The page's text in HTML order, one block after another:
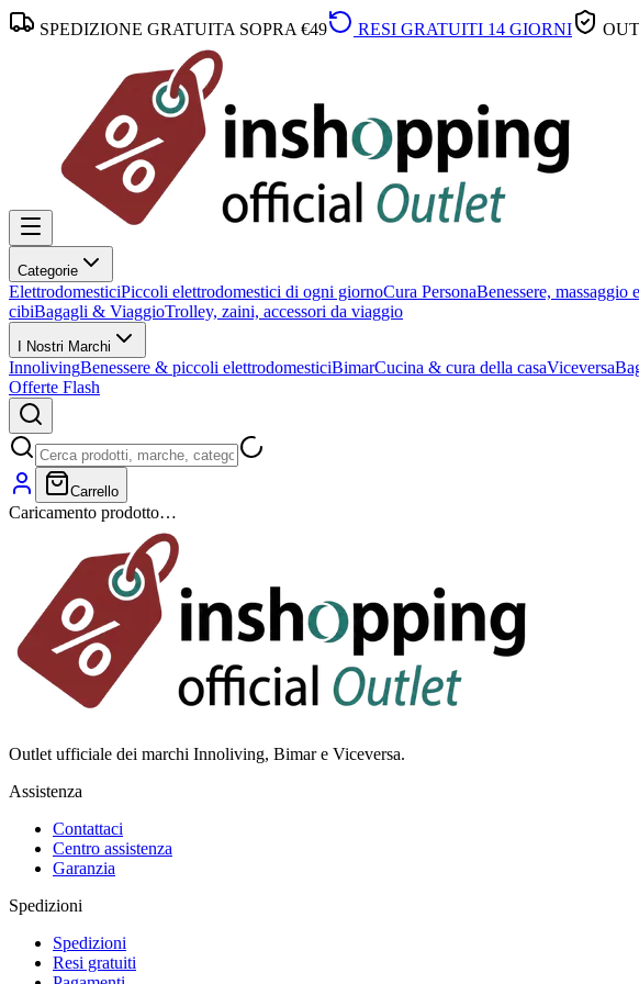
SPEDIZIONE GRATUITA SOPRA €49 RESI GRATUITI 14 GIORNI
Categorie
ElettrodomesticiPiccoli elettrodomestici di ogni giornoCura PersonaBenessere, massaggio
cibiBagagli & ViaggioTrolley, zaini, accessori da viaggio
I Nostri Marchi
InnolivingBenessere & piccoli elettrodomesticiBimarCucina & cura della casaViceversa
Offerte Flash
Carrello
Caricamento prodotto…
Outlet ufficiale dei marchi Innoliving, Bimar e Viceversa.
Assistenza
Contattaci
Centro assistenza
Garanzia
Spedizioni
Spedizioni
Resi gratuiti